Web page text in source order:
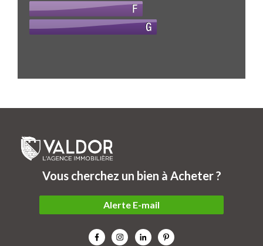
Vous cherchez un bien à Acheter ?
Alerte E-mail